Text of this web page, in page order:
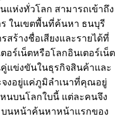
ห่งทั่วโลก สามารถเข้าถึง
ในเขตพื้นที่ค้นหา ธนบุรี
ร้างชื่อเสียงและรายได้ที่
อร์เน็ตหรือโลกอินเตอร์เน็ต
แข่งขันในธุรกิจสินค้าและ
จงอยู่แค่ภูมิลำเนาที่คุณอยู่
นบนโลกใบนี้ แต่ละคนจึง
บนหน้าค้นหาหน้าแรกของ